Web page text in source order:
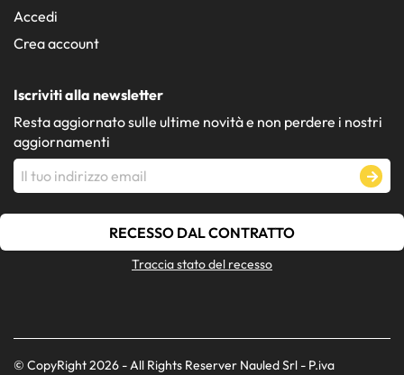
Accedi
Crea account
Iscriviti alla newsletter
Resta aggiornato sulle ultime novità e non perdere i nostri
aggiornamenti
RECESSO DAL CONTRATTO
Traccia stato del recesso
© CopyRight 2026 - All Rights Reserver Nauled Srl - P.iva